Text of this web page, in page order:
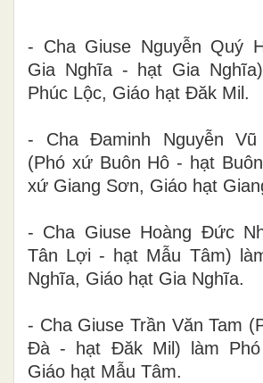
- Cha Giuse Nguyễn Quý
Gia Nghĩa - hạt Gia
Phúc Lộc, Giáo hạt Đăk Mil.
- Cha Đaminh Nguyễn Vũ
(Phó xứ Buôn Hô - hạt
xứ Giang Sơn, Giáo hạt
- Cha Giuse Hoàng Đức
Tân Lợi - hạt Mẫu Tâm)
Nghĩa, Giáo hạt Gia Nghĩa.
- Cha Giuse Trần Văn Tam
Đà - hạt Đăk Mil) làm
Giáo hạt Mẫu Tâm.